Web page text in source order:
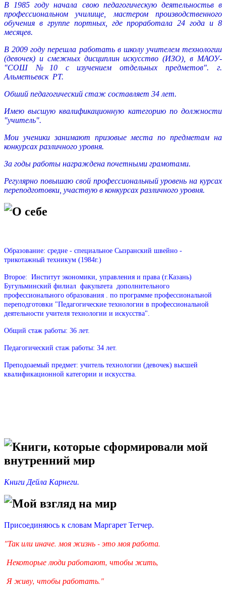
В 1985 году начала свою педагогическую деятельностьв в
профессиональном училище, мастером производственного
обучения в группе портных, где проработала 24 года и 8
месяцев.
В 2009 году перешла работать в школу учителем технологии
(девочек) и смежных дисциплин искусство (ИЗО), в МАОУ-
"СОШ №10 с изучением отдельных предметов". г.
Альметьевск РТ.
Обший педагогический стаж составляет 34 лет.
Имею высшую квалификационную категорию по должности
"учитель".
Мои ученики занимают призовые места по предметам на
конкурсах различного уровня.
За годы работы награждена почетными грамотами.
Регулярно повышаю свой профессиональный уровень на курсах
переподготовки, участвую в конкурсах различного уровня.
О себе
Образование: средне - специальное Сызранский швейно -
трикотажный техникум (1984г.)
Второе: Институт экономики, управления и права (г.Казань)
Бугульминский филиал факультета дополнительного
профессионального образования . по программе профессиональной
переподготовки "Педагогические технологии в профессиональной
деятельности учителя технологии и искусства".
Общий стаж работы: 36 лет.
Педагогический стаж работы: 34 лет.
Преподоаемый предмет: учитель технологии (девочек) высшей
квалификационной категории и искусства.
Книги, которые сформировали мой
внутренний мир
Книги Дейла Карнеги.
Мой взгляд на мир
Присоединяюсь к словам Маргарет Тетчер.
"Так или иначе. моя жизнь - это моя работа.
Некоторые люди работают, чтобы жить,
Я живу, чтобы работать."